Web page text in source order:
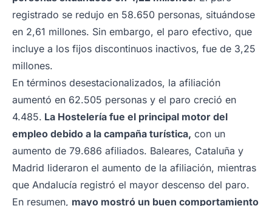
registrado se redujo en 58.650 personas, situándose
en 2,61 millones. Sin embargo, el paro efectivo, que
incluye a los fijos discontinuos inactivos, fue de 3,25
millones.
En términos desestacionalizados, la afiliación
aumentó en 62.505 personas y el paro creció en
4.485. La Hostelería fue el principal motor del
empleo debido a la campaña turística, con un
aumento de 79.686 afiliados. Baleares, Cataluña y
Madrid lideraron el aumento de la afiliación, mientras
que Andalucía registró el mayor descenso del paro.
En resumen, mayo mostró un buen comportamiento